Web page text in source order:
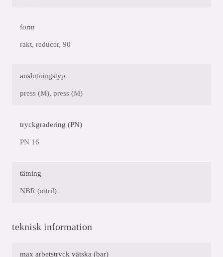
form
rakt, reducer, 90
anslutningstyp
press (M), press (M)
tryckgradering (PN)
PN 16
tätning
NBR (nitril)
teknisk information
max arbetstryck vätska (bar)